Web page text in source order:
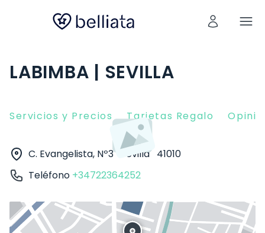
LABIMBA | SEVILLA
Servicios y Precios Tarjetas Regalo
C. Evangelista, Nº3 Sevilla 41010
Teléfono +34722364252